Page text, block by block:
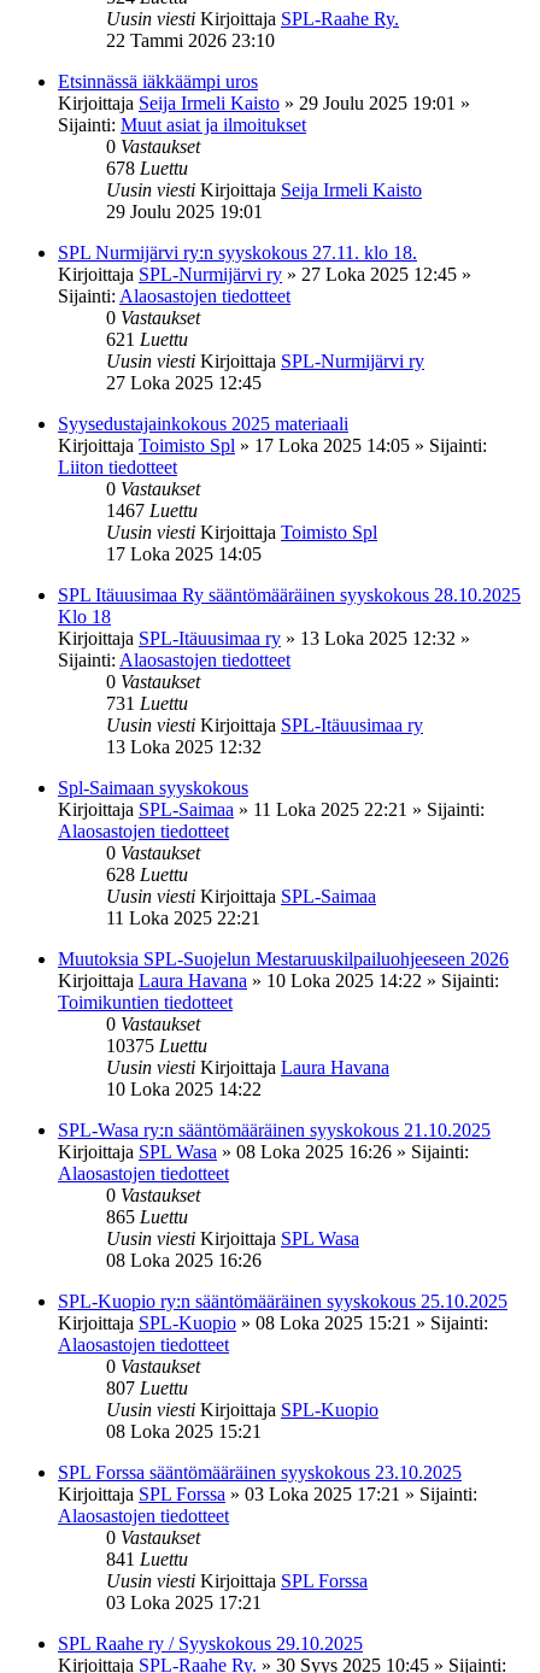
Uusin viesti Kirjoittaja SPL-Raahe Ry.
22 Tammi 2026 23:10
Etsinnässä iäkkäämpi uros
Kirjoittaja Seija Irmeli Kaisto » 29 Joulu 2025 19:01 »
Sijainti: Muut asiat ja ilmoitukset
0 Vastaukset
678 Luettu
Uusin viesti Kirjoittaja Seija Irmeli Kaisto
29 Joulu 2025 19:01
SPL Nurmijärvi ry:n syyskokous 27.11. klo 18.
Kirjoittaja SPL-Nurmijärvi ry » 27 Loka 2025 12:45 »
Sijainti: Alaosastojen tiedotteet
0 Vastaukset
621 Luettu
Uusin viesti Kirjoittaja SPL-Nurmijärvi ry
27 Loka 2025 12:45
Syysedustajainkokous 2025 materiaali
Kirjoittaja Toimisto Spl » 17 Loka 2025 14:05 » Sijainti:
Liiton tiedotteet
0 Vastaukset
1467 Luettu
Uusin viesti Kirjoittaja Toimisto Spl
17 Loka 2025 14:05
SPL Itäuusimaa Ry sääntömääräinen syyskokous 28.10.2025
Klo 18
Kirjoittaja SPL-Itäuusimaa ry » 13 Loka 2025 12:32 »
Sijainti: Alaosastojen tiedotteet
0 Vastaukset
731 Luettu
Uusin viesti Kirjoittaja SPL-Itäuusimaa ry
13 Loka 2025 12:32
Spl-Saimaan syyskokous
Kirjoittaja SPL-Saimaa » 11 Loka 2025 22:21 » Sijainti:
Alaosastojen tiedotteet
0 Vastaukset
628 Luettu
Uusin viesti Kirjoittaja SPL-Saimaa
11 Loka 2025 22:21
Muutoksia SPL-Suojelun Mestaruuskilpailuohjeeseen 2026
Kirjoittaja Laura Havana » 10 Loka 2025 14:22 » Sijainti:
Toimikuntien tiedotteet
0 Vastaukset
10375 Luettu
Uusin viesti Kirjoittaja Laura Havana
10 Loka 2025 14:22
SPL-Wasa ry:n sääntömääräinen syyskokous 21.10.2025
Kirjoittaja SPL Wasa » 08 Loka 2025 16:26 » Sijainti:
Alaosastojen tiedotteet
0 Vastaukset
865 Luettu
Uusin viesti Kirjoittaja SPL Wasa
08 Loka 2025 16:26
SPL-Kuopio ry:n sääntömääräinen syyskokous 25.10.2025
Kirjoittaja SPL-Kuopio » 08 Loka 2025 15:21 » Sijainti:
Alaosastojen tiedotteet
0 Vastaukset
807 Luettu
Uusin viesti Kirjoittaja SPL-Kuopio
08 Loka 2025 15:21
SPL Forssa sääntömääräinen syyskokous 23.10.2025
Kirjoittaja SPL Forssa » 03 Loka 2025 17:21 » Sijainti:
Alaosastojen tiedotteet
0 Vastaukset
841 Luettu
Uusin viesti Kirjoittaja SPL Forssa
03 Loka 2025 17:21
SPL Raahe ry / Syyskokous 29.10.2025
Kirjoittaja SPL-Raahe Ry. » 30 Syys 2025 10:45 » Sijainti: